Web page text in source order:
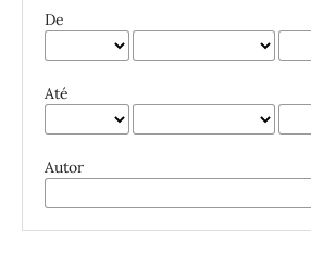
De
Até
Autor